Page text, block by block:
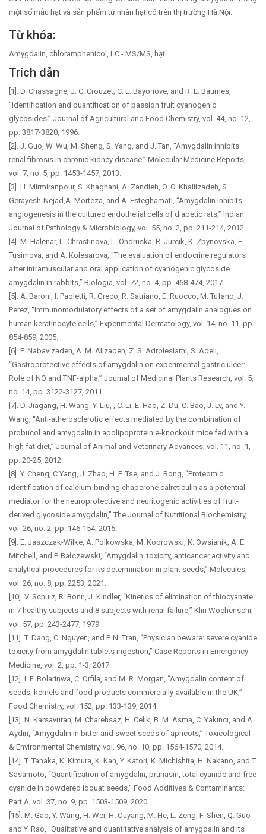
một số mẫu hạt và sản phẩm từ nhân hạt có trên thị trường Hà Nội.
Từ khóa:
Amygdalin, chloramphenicol, LC - MS/MS, hạt.
Trích dẫn
[1]. D. Chassagne, J. C. Crouzet, C. L. Bayonove, and R. L. Baumes,
“Identification and quantification of passion fruit cyanogenic
glycosides,” Journal of Agricultural and Food Chemistry, vol. 44, no. 12,
pp. 3817-3820, 1996.
[2]. J. Guo, W. Wu, M. Sheng, S. Yang, and J. Tan, “Amygdalin inhibits
renal fibrosis in chronic kidney disease,” Molecular Medicine Reports,
vol. 7, no. 5, pp. 1453-1457, 2013.
[3]. H. Mirmiranpour, S. Khaghani, A. Zandieh, O. O. Khalilzadeh, S.
Gerayesh-Nejad,A. Morteza, and A. Esteghamati, “Amygdalin inhibits
angiogenesis in the cultured endothelial cells of diabetic rats,” Indian
Journal of Pathology & Microbiology, vol. 55, no. 2, pp. 211-214, 2012.
[4]. M. Halenar, L. Chrastinova, L. Ondruska, R. Jurcik, K. Zbynovska, E.
Tusimova, and A. Kolesarova, “The evaluation of endocrine regulators
after intramuscular and oral application of cyanogenic glycoside
amygdalin in rabbits,” Biologia, vol. 72, no. 4, pp. 468-474, 2017.
[5]. A. Baroni, I. Paoletti, R. Greco, R. Satriano, E. Ruocco, M. Tufano, J.
Perez, “Immunomodulatory effects of a set of amygdalin analogues on
human keratinocyte cells,” Experimental Dermatology, vol. 14, no. 11, pp.
854-859, 2005.
[6]. F. Nabavizadeh, A. M. Alizadeh, Z. S. Adroleslami, S. Adeli,
“Gastroprotective effects of amygdalin on experimental gastric ulcer:
Role of NO and TNF-alpha,” Journal of Medicinal Plants Research, vol. 5,
no. 14, pp. 3122-3127, 2011.
[7]. D. Jiagang, H. Wang, Y. Liu, , C. Li, E. Hao, Z. Du, C. Bao, J. Lv, and Y.
Wang, “Anti-atherosclerotic effects mediated by the combination of
probucol and amygdalin in apolipoprotein e-knockout mice fed with a
high fat diet,” Journal of Animal and Veterinary Advances, vol. 11, no. 1,
pp. 20-25, 2012.
[8]. Y. Cheng, C.Yang, J. Zhao, H. F. Tse, and J. Rong, “Proteomic
identification of calcium-binding chaperone calreticulin as a potential
mediator for the neuroprotective and neuritogenic activities of fruit-
derived glycoside amygdalin,” The Journal of Nutritional Biochemistry,
vol. 26, no. 2, pp. 146-154, 2015.
[9]. E. Jaszczak-Wilke, A. Polkowska, M. Koprowski, K. Owsianik, A. E.
Mitchell, and P. Bałczewski, “Amygdalin: toxicity, anticancer activity and
analytical procedures for its determination in plant seeds,” Molecules,
vol. 26, no. 8, pp. 2253, 2021.
[10]. V. Schulz, R. Bonn, J. Kindler, “Kinetics of elimination of thiocyanate
in 7 healthy subjects and 8 subjects with renal failure,” Klin Wochenschr,
vol. 57, pp. 243-2477, 1979.
[11]. T. Dang, C. Nguyen, and P. N. Tran, “Physician beware: severe cyanide
toxicity from amygdalin tablets ingestion,” Case Reports in Emergency
Medicine, vol. 2, pp. 1-3, 2017.
[12]. I. F. Bolarinwa, C. Orfila, and M. R. Morgan, “Amygdalin content of
seeds, kernels and food products commercially-available in the UK,”
Food Chemistry, vol. 152, pp. 133-139, 2014.
[13]. N. Karsavuran, M. Charehsaz, H. Celik, B. M. Asma, C. Yakıncı, and A.
Aydın, “Amygdalin in bitter and sweet seeds of apricots,” Toxicological
& Environmental Chemistry, vol. 96, no. 10, pp. 1564-1570, 2014.
[14]. T. Tanaka, K. Kimura, K. Kan, Y. Katori, K. Michishita, H. Nakano, and T.
Sasamoto, “Quantification of amygdalin, prunasin, total cyanide and free
cyanide in powdered loquat seeds,” Food Additives & Contaminants:
Part A, vol. 37, no. 9, pp. 1503-1509, 2020.
[15]. M. Gao, Y. Wang, H. Wei, H. Ouyang, M. He, L. Zeng, F. Shen, Q. Guo
and Y. Rao, “Qualitative and quantitative analysis of amygdalin and its